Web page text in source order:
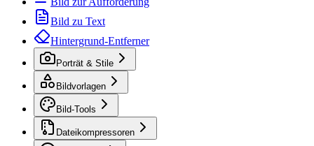
Bild zu Text
Hintergrund-Entferner
Porträt & Stile
Bildvorlagen
Bild-Tools
Dateikompressoren